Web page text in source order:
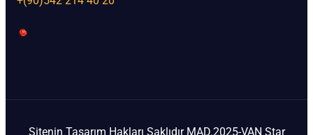
Sitenin Tasarım Hakları Saklıdır MAD.2025-VAN Star